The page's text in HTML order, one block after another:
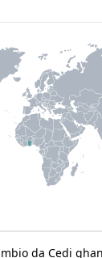
da Cedi